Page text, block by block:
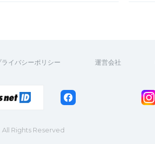
ライバシーポリシー 運営会社
Rights Reserved